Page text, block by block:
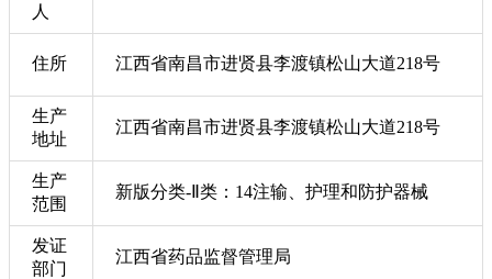
人
住所 江西省南昌市进贤县李渡镇松山大道218号
生产
地址
江西省南昌市进贤县李渡镇松山大道218号
生产
范围
新版分类-Ⅱ类：14注输、护理和防护器械
发证
部门
江西省药品监督管理局